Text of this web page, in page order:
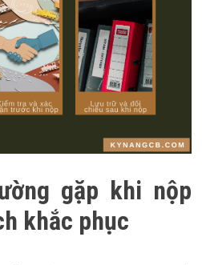
gặp khi nộp
khắc phục